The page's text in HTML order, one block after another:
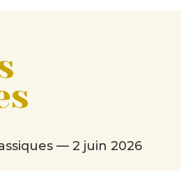
— 2 juin 2026